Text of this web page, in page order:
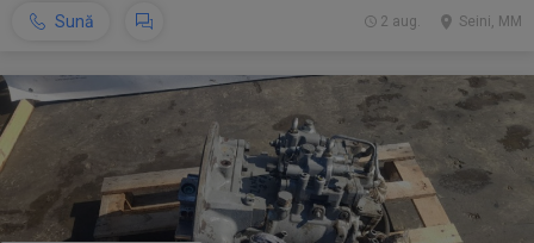
Sună Seini, MM
2 aug.